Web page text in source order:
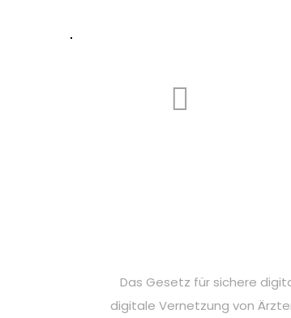
Das Gesetz für sichere
digitale Vernetzung von